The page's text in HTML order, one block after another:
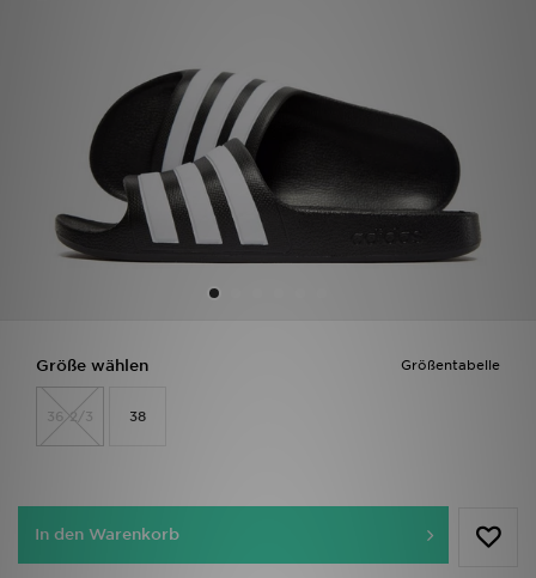
Größentabelle
Größe wählen
36 2/3 38
In den Warenkorb
Bestsellers
JD Exklusives
Fußball
Lade Die APP
Geschenkkarte
Mein JD